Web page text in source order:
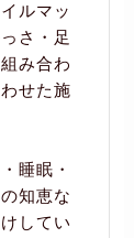
ルマッ
さ・足
み合わ
せた施
睡眠・
知恵な
してい